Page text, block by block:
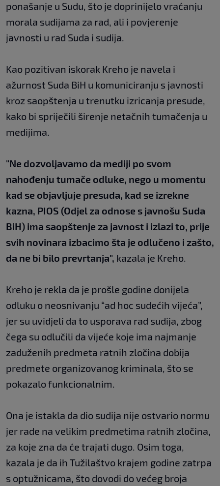
ponašanje u Sudu, što je doprinijelo vraćanju
morala sudijama za rad, ali i povjerenje
javnosti u rad Suda i sudija.
Kao pozitivan iskorak Kreho je navela i
ažurnost Suda BiH u komuniciranju s javnosti
kroz saopštenja u trenutku izricanja presude,
kako bi spriječili širenje netačnih tumačenja u
medijima.
"Ne dozvoljavamo da mediji po svom
nahođenju tumače odluke, nego u momentu
kad se objavljuje presuda, kad se izrekne
kazna, PIOS (Odjel za odnose s javnošu Suda
BiH) ima saopštenje za javnost i izlazi to, prije
svih novinara izbacimo šta je odlučeno i zašto,
da ne bi bilo prevrtanja", kazala je Kreho.
Kreho je rekla da je prošle godine donijela
odluku o neosnivanju “ad hoc sudećih vijeća”,
jer su uvidjeli da to usporava rad sudija, zbog
čega su odlučili da vijeće koje ima najmanje
zaduženih predmeta ratnih zločina dobija
predmete organizovanog kriminala, što se
pokazalo funkcionalnim.
Ona je istakla da dio sudija nije ostvario normu
jer rade na velikim predmetima ratnih zločina,
za koje zna da će trajati dugo. Osim toga,
kazala je da ih Tužilaštvo krajem godine zatrpa
s optužnicama, što dovodi do većeg broja